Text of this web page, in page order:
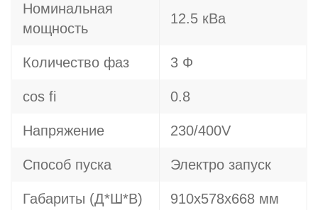
Номинальная
мощность
12.5 кВа
Количество фаз 3 Ф
cos fi 0.8
Напряжение 230/400V
Способ пуска Электро запуск
Габариты (Д*Ш*В) 910x578x668 мм